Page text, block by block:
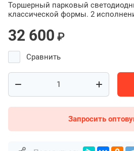
Торшерный парковый
классической формы. 2
32 600 ₽
Сравнить
Запросить